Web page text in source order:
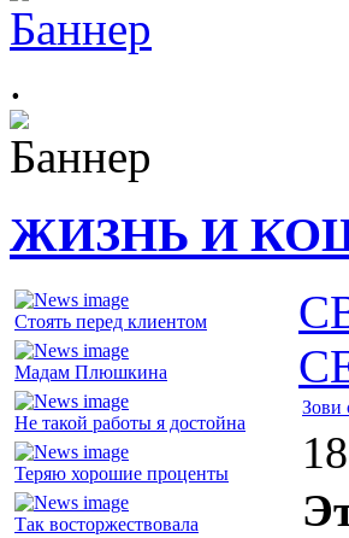
.
ЖИЗНЬ И
Стоять перед клиентом
Мадам Плюшкина
Не такой работы я достойна
Теряю хорошие проценты
Так восторжествовала
Зови